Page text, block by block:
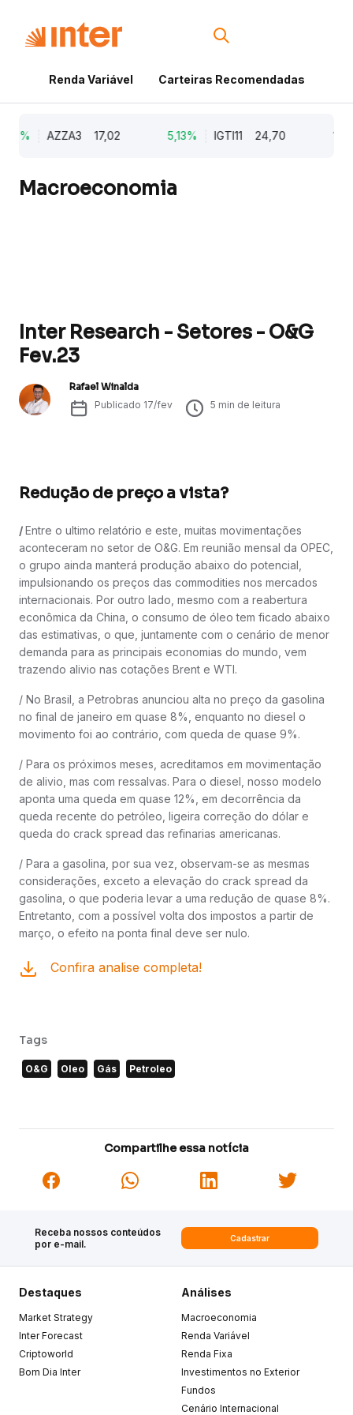
Renda Variável Carteiras Recomendadas
AZZA3 17,02 5,13% IGTI11 24,70
Macroeconomia
Inter Research - Setores - O&G
Fev.23
Rafael Winalda
Publicado 17/fev 5 min de leitura
Redução de preço a vista?
/Entre o ultimo relatório e este, muitas movimentações
aconteceram no setor de O&G. Em reunião mensal da OPEC,
o grupo ainda manterá produção abaixo do potencial,
impulsionando os preços das commodities nos mercados
internacionais. Por outro lado, mesmo com a reabertura
econômica da China, o consumo de óleo tem ficado abaixo
das estimativas, o que, juntamente com o cenário de menor
demanda para as principais economias do mundo, vem
trazendo alivio nas cotações Brent e WTI.
/ No Brasil, a Petrobras anunciou alta no preço da gasolina
no final de janeiro em quase 8%, enquanto no diesel o
movimento foi ao contrário, com queda de quase 9%.
/ Para os próximos meses, acreditamos em movimentação
de alivio, mas com ressalvas. Para o diesel, nosso modelo
aponta uma queda em quase 12%, em decorrência da
queda recente do petróleo, ligeira correção do dólar e
queda do crack spread das refinarias americanas.
/ Para a gasolina, por sua vez, observam-se as mesmas
considerações, exceto a elevação do crack spread da
gasolina, o que poderia levar a uma redução de quase 8%.
Entretanto, com a possível volta dos impostos a partir de
março, o efeito na ponta final deve ser nulo.
Confira analise completa!
Tags
O&G Oleo Gás Petroleo
Compartilhe essa notícia
Receba nossos conteúdos
por e-mail.
Cadastrar
Destaques
Market Strategy
Inter Forecast
Criptoworld
Bom Dia Inter
Análises
Macroeconomia
Renda Variável
Renda Fixa
Investimentos no Exterior
Fundos
Cenário Internacional